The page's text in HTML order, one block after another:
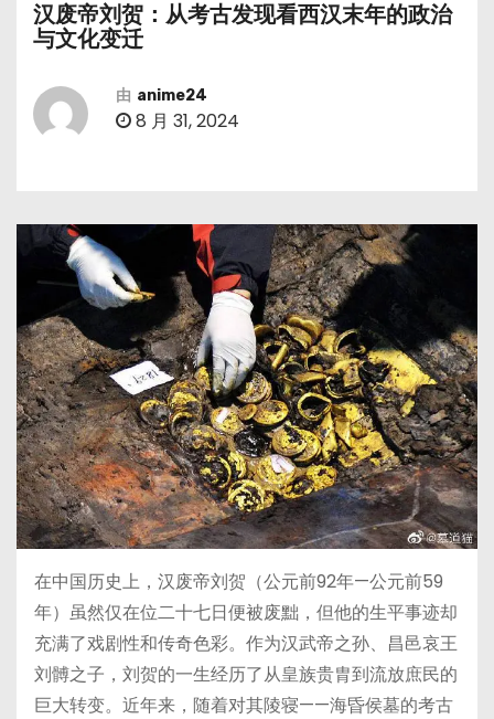
汉废帝刘贺：从考古发现看西汉末年的政治
与文化变迁
由 anime24
8 月 31, 2024
在中国历史上，汉废帝刘贺（公元前92年—公元前59
年）虽然仅在位二十七日便被废黜，但他的生平事迹却
充满了戏剧性和传奇色彩。作为汉武帝之孙、昌邑哀王
刘髆之子，刘贺的一生经历了从皇族贵胄到流放庶民的
巨大转变。近年来，随着对其陵寝——海昏侯墓的考古